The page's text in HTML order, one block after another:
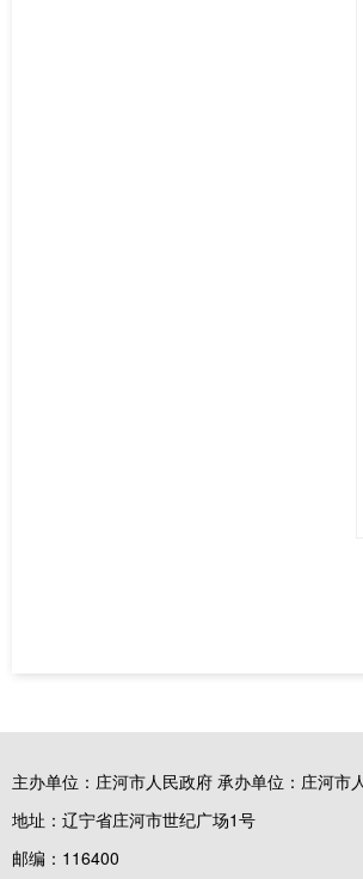
主办单位：庄河市人民政府 承办单位：庄河市
地址：辽宁省庄河市世纪广场1号
邮编：116400